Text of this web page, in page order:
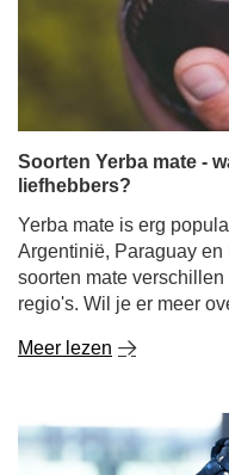
Soorten Yerba mate -
liefhebbers?
Yerba mate is erg
Argentinië, Paraguay
soorten mate
regio's. Wil je er meer
Meer lezen